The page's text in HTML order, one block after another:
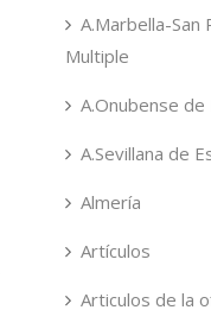
A.Marbella-San
Multiple
A.Onubense
A.Sevillana de
Almería
Artículos
Articulos de la